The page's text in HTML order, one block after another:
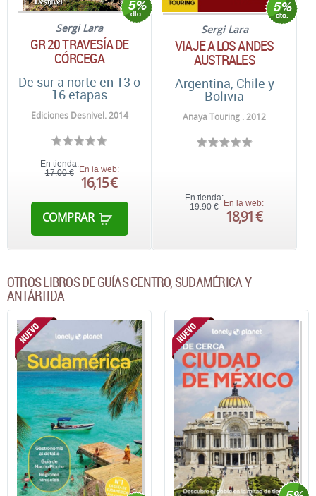
Sergi Lara
GR 20 TRAVESÍA DE
CÓRCEGA
De sur a norte en 13 o
16 etapas
Ediciones Desnivel. 2014
En tienda:
17,00 € En la web:
16,15 €
COMPRAR
Sergi Lara
VIAJE A LOS ANDES
AUSTRALES
Argentina, Chile y
Bolivia
Anaya Touring . 2012
En tienda:
19,90 €
En la web:
18,91 €
OTROS LIBROS DE GUÍAS CENTRO, SUDAMÉRICA Y
ANTÁRTIDA